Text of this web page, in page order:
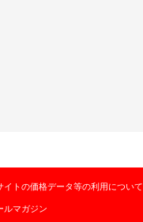
イトの価格データ等の利用について
ルマガジン